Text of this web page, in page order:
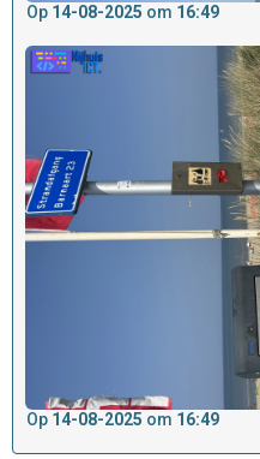
Op 14-08-2025 om 16:49
Op 14-08-2025 om 16:49